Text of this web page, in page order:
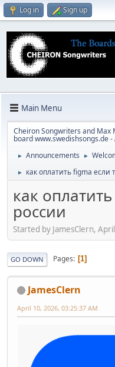
Log in Sign up
Main Menu
Cheiron Songwriters and
board www.swedishsongs.de
► Announcements ►
► как оплатить figma если
как
россии
Started by JamesClern,
GO DOWN Pages 1
JamesClern
April 10, 2026, 03:25:37 AM